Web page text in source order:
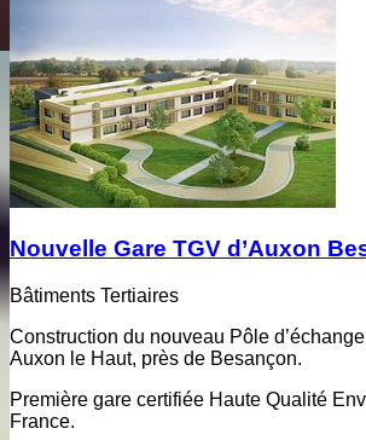
Nouvelle Gare TGV d’Auxon
Bâtiments Tertiaires
Construction du nouveau Pôle
Auxon le Haut, près de Besançon.
Première gare certifiée Haute Qualité
France.